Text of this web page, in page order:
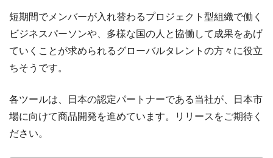
短期間でメンバーが入れ替わるプロジェクト型組織で働く
ビジネスパーソンや、多様な国の人と協働して成果をあげ
ていくことが求められるグローバルタレントの方々に役立
ちそうです。
各ツールは、日本の認定パートナーである当社が、日本市
場に向けて商品開発を進めています。リリースをご期待く
ださい。